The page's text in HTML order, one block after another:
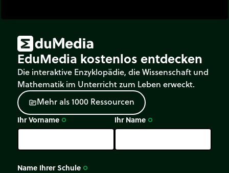
Diese Himmelskarte der südlichen Hemisphäre
repräsentiert die Sternbilder vom Südpol aus
betrachtet. Der Himmel scheint sich um eine
Achse zu drehen, jedoch ist es natürlich die Erde,
die sich im Bezug auf die Sterne dreht.
EduMedia kostenlos entdecken
Die interaktive Enzyklopädie, die Wissenschaft und
Mathematik im Unterricht zum Leben erweckt.
sourceMehrals1000 Ressourcen
Ihr Vorname trip_origin Ihr Name trip_origin
Name Ihrer Schule trip_origin